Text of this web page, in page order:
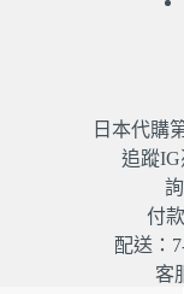
日本代購
追蹤
付
配送：
客